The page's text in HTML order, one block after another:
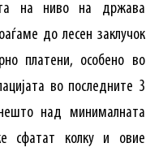
на ниво на држава
до лесен заклучок
платени, особено во
во последните 3
над минималната
сфатат колку и овие